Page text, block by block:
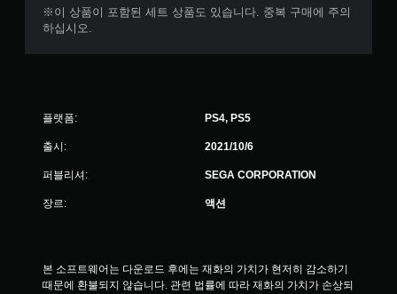
※이 상품이 포함된 세트 상품도 있습니다. 중복 구매에 주의
하십시오.
플랫폼: PS4, PS5
출시: 2021/10/6
퍼블리셔: SEGA CORPORATION
장르: 액션
본 소프트웨어는 다운로드 후에는 재화의 가치가 현저히 감소하기
때문에 환불되지 않습니다. 관련 법률에 따라 재화의 가치가 손상되